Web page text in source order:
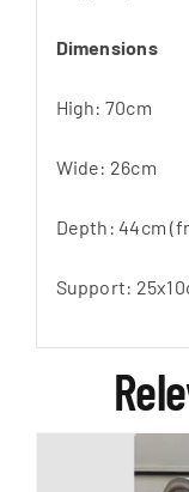
Dimensions
High: 70cm
Wide: 26cm
Depth: 44cm
Support: